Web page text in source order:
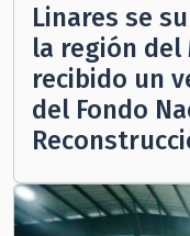
Linares se
la región del
recibido un
del Fondo